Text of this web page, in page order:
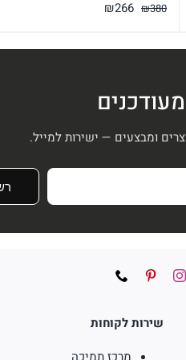
₪380
המחיר
היה:
₪266 המחיר
הוא:
ומבצעים — ישירות למייל.
שירות לקוחות